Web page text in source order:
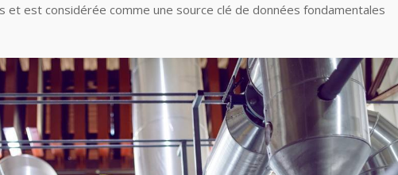
et est considérée comme une source clé de données fondamentales